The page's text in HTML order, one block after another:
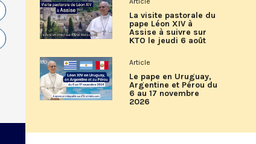
La visite pastorale du
pape Léon XIV à
Assise à suivre sur
KTO le jeudi 6 août
Article
Le pape en Uruguay,
Argentine et Pérou du
6 au 17 novembre
2026